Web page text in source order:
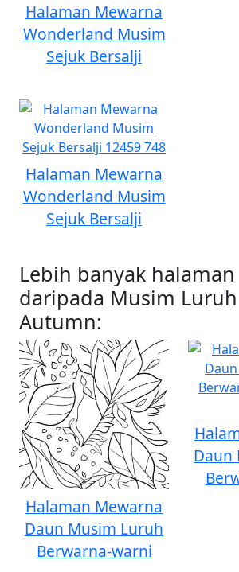
Halaman Mewarna
Wonderland Musim
Sejuk Bersalji
Halaman Mewarna
Wonderland Musim
Sejuk Bersalji
Lebih banyak
daripada Musim
Autumn:
Halaman Mewarna
Daun Musim Luruh
Berwarna-warni
Daun